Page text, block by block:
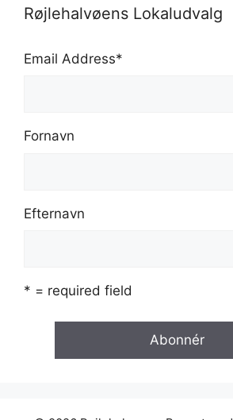
Røjlehalvøens Lokaludvalg
Email Address*
Fornavn
Efternavn
* = required field